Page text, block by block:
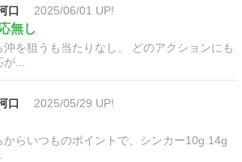
口 2025/06/01 UP!
無し
沖を狙うも当たりなし。 どのアクションにも
...
口 2025/05/29 UP!
からいつものポイントで、シンカー10g.14g